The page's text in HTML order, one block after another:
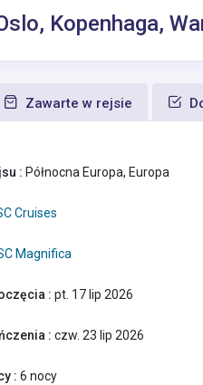
Kopenhaga,
Zawarte w rejsie
: Północna Europa, Europa
Cruises
Magnifica
: pt. 17 lip 2026
: czw. 23 lip 2026
: 6 nocy